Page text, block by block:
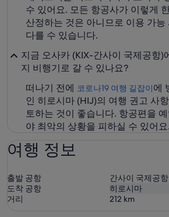
수 있어요. 모든 항공사가 이렇게
산정하는 것은 아니므로 이용 가
다를 수 있습니다.
지금 오사카 (KIX-간사이 국제공항)
지 비행기로 갈 수 있나요?
떠나기 전에 코로나19 여행 길잡이에
인 히로시마 (HIJ)의 여행 권고 사
토하는 것이 좋습니다. 항공편을
야 최악의 상황을 피하실 수 있어요.
여행 정보
출발 공항
간사이 국제공항
도착 공항
히로시마
거리
212 km